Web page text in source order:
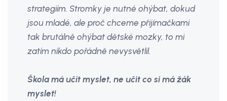
strategiím. Stromky je nutné ohýbat, dokud
jsou mladé, ale proč chceme přijímačkami
tak brutálně ohýbat dětské mozky, to mi
zatím nikdo pořádně nevysvětlil.
Škola má učit myslet, ne učit co si má žák
myslet!